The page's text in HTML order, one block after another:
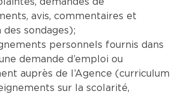
avis, commentaires et
des sondages);
personnels fournis dans
demande d’emploi ou
auprès de l’Agence (curriculum
sur la scolarité,